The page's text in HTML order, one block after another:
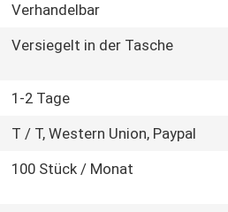
Verhandelbar
Versiegelt in der Tasche
1-2 Tage
T / T, Western Union, Paypal
100 Stück / Monat